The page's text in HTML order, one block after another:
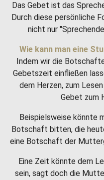
Das Gebet ist das
Durch diese persönliche
nicht nur
Wie kann man eine
Indem wir die
Gebetszeit einfließen
dem Herzen, zum
Gebet zum
Beispielsweise könnte
Botschaft bitten, die
eine Botschaft der
Eine Zeit könnte dem
sein, sagt doch die